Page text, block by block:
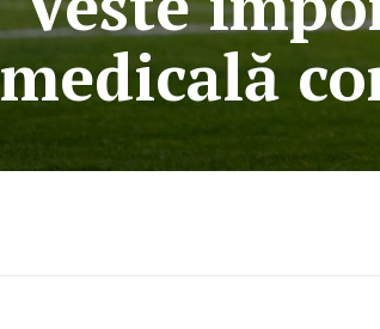
medicală